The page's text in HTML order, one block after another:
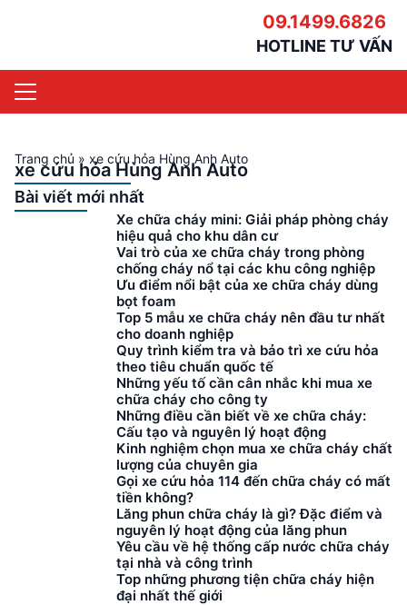
09.1499.6826
HOTLINE TƯ VẤN
Trang chủ » xe cứu hỏa Hùng Anh Auto
xe cứu hỏa Hùng Anh Auto
Bài viết mới nhất
Xe chữa cháy mini: Giải pháp phòng cháy
hiệu quả cho khu dân cư
Vai trò của xe chữa cháy trong phòng
chống cháy nổ tại các khu công nghiệp
Ưu điểm nổi bật của xe chữa cháy dùng
bọt foam
Top 5 mẫu xe chữa cháy nên đầu tư nhất
cho doanh nghiệp
Quy trình kiểm tra và bảo trì xe cứu hỏa
theo tiêu chuẩn quốc tế
Những yếu tố cần cân nhắc khi mua xe
chữa cháy cho công ty
Những điều cần biết về xe chữa cháy:
Cấu tạo và nguyên lý hoạt động
Kinh nghiệm chọn mua xe chữa cháy chất
lượng của chuyên gia
Gọi xe cứu hỏa 114 đến chữa cháy có mất
tiền không?
Lăng phun chữa cháy là gì? Đặc điểm và
nguyên lý hoạt động của lăng phun
Yêu cầu về hệ thống cấp nước chữa cháy
tại nhà và công trình
Top những phương tiện chữa cháy hiện
đại nhất thế giới